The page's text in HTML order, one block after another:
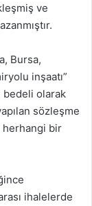
ve
Bursa,
inşaatı”
bedeli olarak
sözleşme
herhangi bir
ihalelerde